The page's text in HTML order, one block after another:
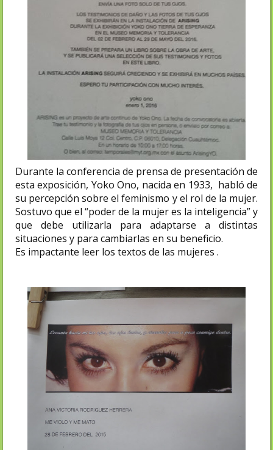
Durante la conferencia de prensa de presentación de
esta exposición, Yoko Ono, nacida en 1933, habló de
su percepción sobre el feminismo y el rol de la mujer.
Sostuvo que el “poder de la mujer es la inteligencia” y
que debe utilizarla para adaptarse a distintas
situaciones y para cambiarlas en su beneficio.
Es impactante leer los textos de las mujeres .